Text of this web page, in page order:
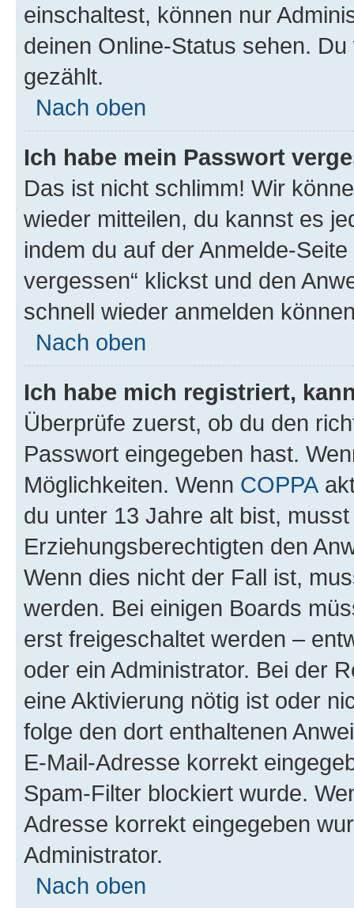
einschaltest, können nur
deinen Online-Status sehen.
gezählt.
Nach oben
Ich habe mein Passwort
Das ist nicht schlimm! Wir
wieder mitteilen, du kannst es
indem du auf der Anmelde-
vergessen“ klickst und den
schnell wieder anmelden
Nach oben
Ich habe mich registriert,
Überprüfe zuerst, ob du den
Passwort eingegeben hast.
Möglichkeiten. Wenn COPPA
du unter 13 Jahre alt bist,
Erziehungsberechtigten den
Wenn dies nicht der Fall ist,
werden. Bei einigen Boards
erst freigeschaltet werden –
oder ein Administrator. Bei der
eine Aktivierung nötig ist oder
folge den dort enthaltenen
E-Mail-Adresse korrekt
Spam-Filter blockiert wurde.
Adresse korrekt eingegeben
Administrator.
Nach oben